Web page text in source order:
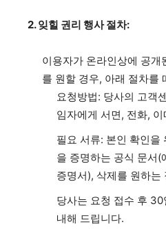
2. 잊힐 권리 행사 절차:
이용자가 온라인상에 공개
를 원할 경우, 아래 절차를
요청방법: 당사의 고객
임자에게 서면, 전화,
필요 서류: 본인 확인을
을 증명하는 공식 문서(
증명서), 삭제를 원하는
당사는 요청 접수 후
내해 드립니다.